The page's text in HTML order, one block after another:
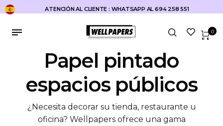
ATENCIÓN AL CLIENTE : WHATSAPP AL 694 258 551
0
Papel pintado
espacios públicos
¿Necesita decorar su tienda, restaurante u
oficina? Wellpapers ofrece una gama